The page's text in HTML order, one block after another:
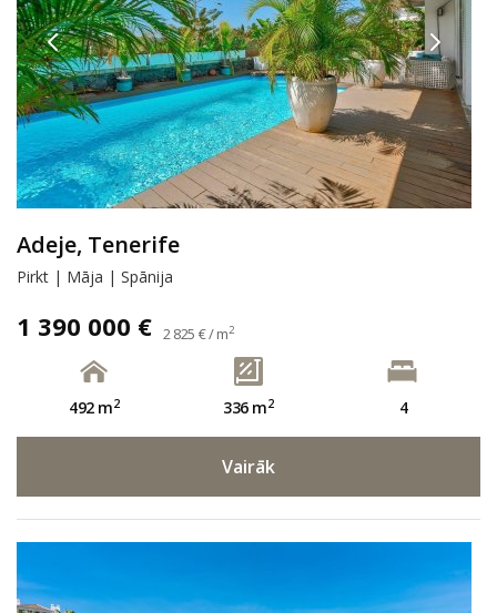
Adeje, Tenerife
Pirkt | Māja | Spānija
1 390 000 € 2 825 € / m2
492 m2 336 m2 4
Vairāk